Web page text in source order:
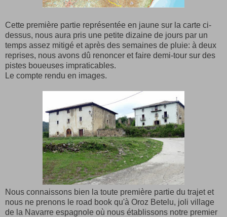
Cette première partie représentée en jaune sur la carte ci-
dessus, nous aura pris une petite dizaine de jours par un
temps assez mitigé et après des semaines de pluie: à deux
reprises, nous avons dû renoncer et faire demi-tour sur des
pistes boueuses impraticables.
Le compte rendu en images.
Nous connaissons bien la toute première partie du trajet et
nous ne prenons le road book qu'à Oroz Betelu, joli village
de la Navarre espagnole où nous établissons notre premier